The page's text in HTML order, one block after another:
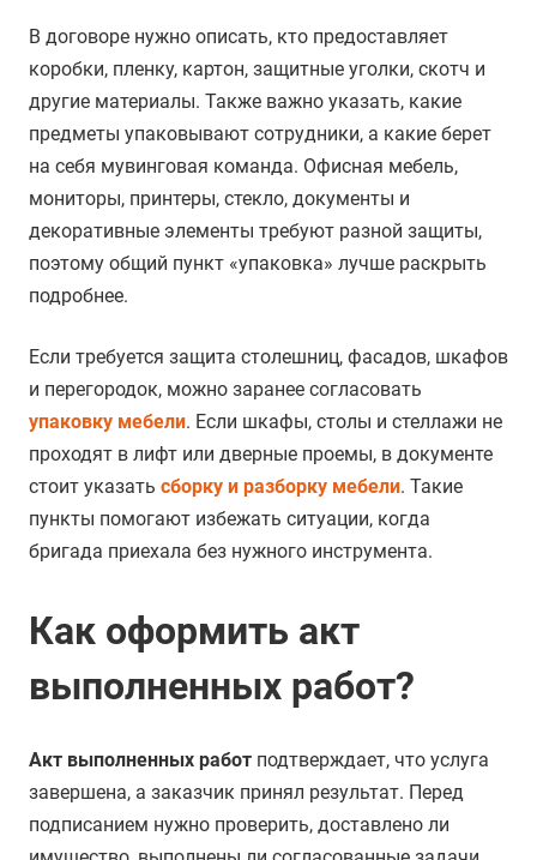
В договоре нужно описать, кто предоставляет
коробки, пленку, картон, защитные уголки, скотч и
другие материалы. Также важно указать, какие
предметы упаковывают сотрудники, а какие берет
на себя мувинговая команда. Офисная мебель,
мониторы, принтеры, стекло, документы и
декоративные элементы требуют разной защиты,
поэтому общий пункт «упаковка» лучше раскрыть
подробнее.
Если требуется защита столешниц, фасадов, шкафов
и перегородок, можно заранее согласовать
упаковку мебели. Если шкафы, столы и стеллажи не
проходят в лифт или дверные проемы, в документе
стоит указать сборку и разборку мебели. Такие
пункты помогают избежать ситуации, когда
бригада приехала без нужного инструмента.
Как оформить акт
выполненных работ?
Акт выполненных работ подтверждает, что услуга
завершена, а заказчик принял результат. Перед
подписанием нужно проверить, доставлено ли